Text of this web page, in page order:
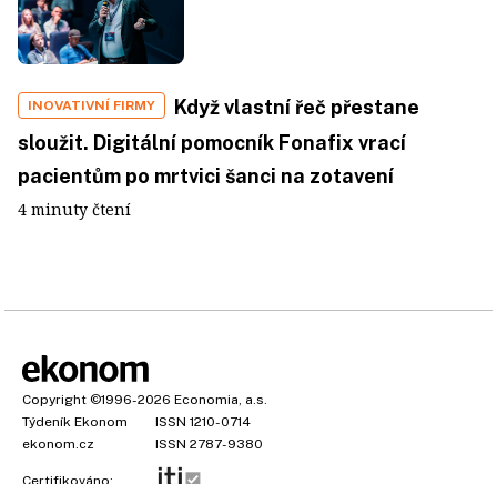
INOVATIVNÍ FIRMY
Když vlastní řeč přestane
sloužit. Digitální pomocník Fonafix vrací
pacientům po mrtvici šanci na zotavení
4 minuty čtení
Copyright ©1996-2026 Economia, a.s.
Týdeník Ekonom
ISSN 1210-0714
ekonom.cz
ISSN 2787-9380
Certifikováno: